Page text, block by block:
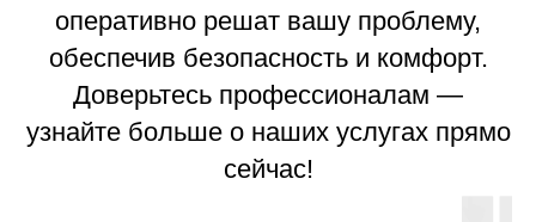
оперативно решат вашу проблему,
обеспечив безопасность и комфорт.
Доверьтесь профессионалам —
узнайте больше о наших услугах прямо
сейчас!